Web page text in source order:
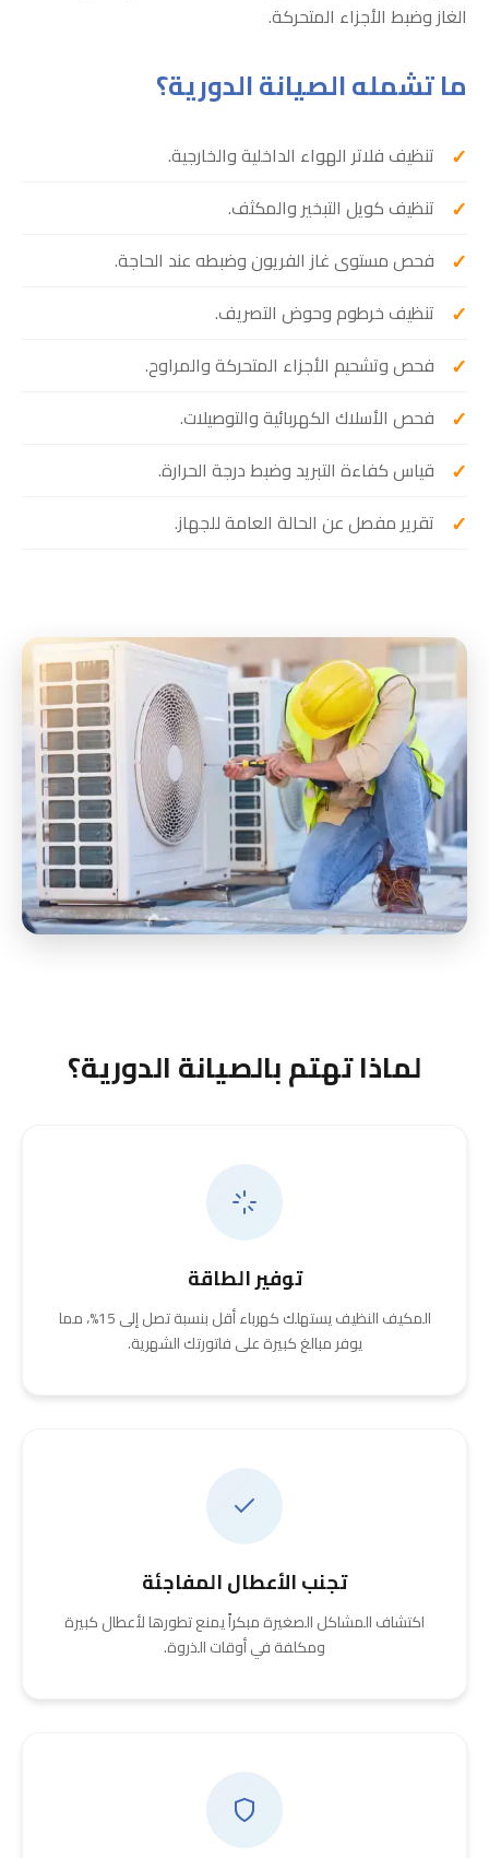
الغاز وضبط الأجزاء المتحركة.
ما تشمله الصيانة الدورية؟
تنظيف فلاتر الهواء الداخلية والخارجية.
تنظيف كويل التبخير والمكثف.
فحص مستوى غاز الفريون وضبطه عند الحاجة.
تنظيف خرطوم وحوض التصريف.
فحص وتشحيم الأجزاء المتحركة والمراوح.
فحص الأسلاك الكهربائية والتوصيلات.
قياس كفاءة التبريد وضبط درجة الحرارة.
تقرير مفصل عن الحالة العامة للجهاز.
لماذا تهتم بالصيانة الدورية؟
توفير الطاقة
المكيف النظيف يستهلك كهرباء أقل بنسبة تصل إلى 15%، مما
يوفر مبالغ كبيرة على فاتورتك الشهرية.
تجنب الأعطال المفاجئة
اكتشاف المشاكل الصغيرة مبكراً يمنع تطورها لأعطال كبيرة
ومكلفة في أوقات الذروة.